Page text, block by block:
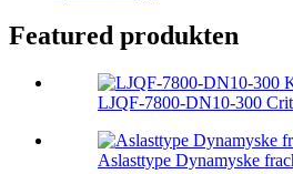
Featured produkten
LJQF-7800-DN10-300
Aslasttype Dynamyske